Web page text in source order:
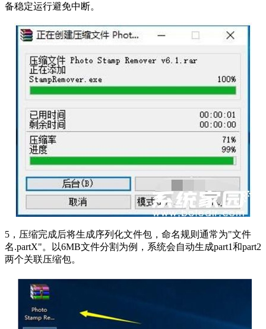
备稳定运行避免中断。
5，压缩完成后将生成序列化文件包，命名规则通常为"文件
名.partX"。以6MB文件分割为例，系统会自动生成part1和part2
两个关联压缩包。